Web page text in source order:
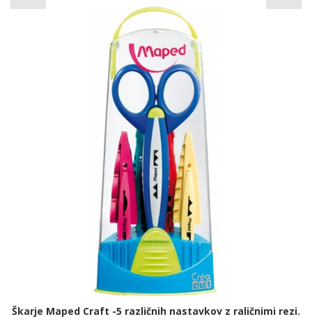
Škarje Maped Craft -5 različnih nastavkov z raličnimi rezi.